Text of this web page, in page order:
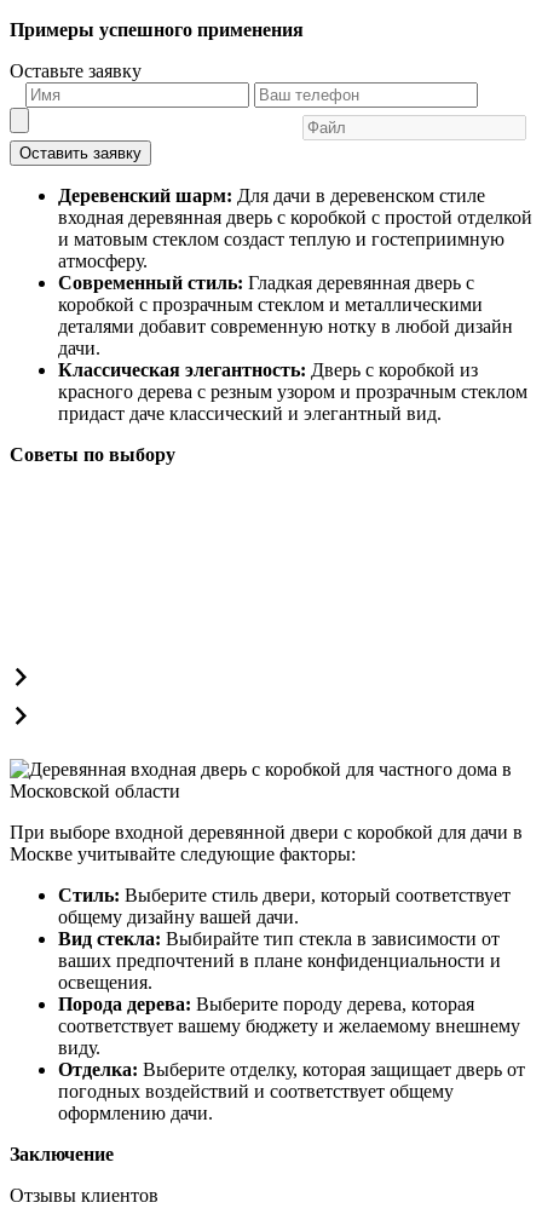
Примеры успешного применения
Оставьте заявку
Оставить заявку
Деревенский шарм: Для дачи в деревенском стиле
входная деревянная дверь с коробкой с простой отделкой
и матовым стеклом создаст теплую и гостеприимную
атмосферу.
Современный стиль: Гладкая деревянная дверь с
коробкой с прозрачным стеклом и металлическими
деталями добавит современную нотку в любой дизайн
дачи.
Классическая элегантность: Дверь с коробкой из
красного дерева с резным узором и прозрачным стеклом
придаст даче классический и элегантный вид.
Советы по выбору
При выборе входной деревянной двери с коробкой для дачи в
Москве учитывайте следующие факторы:
Стиль: Выберите стиль двери, который соответствует
общему дизайну вашей дачи.
Вид стекла: Выбирайте тип стекла в зависимости от
ваших предпочтений в плане конфиденциальности и
освещения.
Порода дерева: Выберите породу дерева, которая
соответствует вашему бюджету и желаемому внешнему
виду.
Отделка: Выберите отделку, которая защищает дверь от
погодных воздействий и соответствует общему
оформлению дачи.
Заключение
Отзывы клиентов